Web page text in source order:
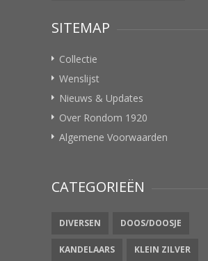
SITEMAP
Collectie
Wenslijst
Nieuws & Updates
Over Rondom 1920
Algemene Voorwaarden
CATEGORIEËN
DIVERSEN DOOS/DOOSJE
KANDELAARS KLEIN ZILVER